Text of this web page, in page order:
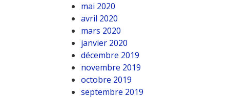
mai 2020
avril 2020
mars 2020
janvier 2020
décembre 2019
novembre 2019
octobre 2019
septembre 2019